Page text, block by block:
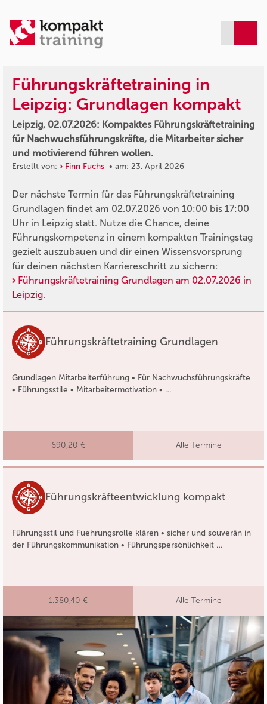
Führungskräftetraining in
Leipzig: Grundlagen kompakt
Leipzig, 02.07.2026: Kompaktes Führungskräftetraining
für Nachwuchsführungskräfte, die Mitarbeiter sicher
und motivierend führen wollen.
Erstellt von: Finn Fuchs • am: 23. April 2026
Der nächste Termin für das Führungskräftetraining
Grundlagen findet am 02.07.2026 von 10:00 bis 17:00
Uhr in Leipzig statt. Nutze die Chance, deine
Führungskompetenz in einem kompakten Trainingstag
gezielt auszubauen und dir einen Wissensvorsprung
für deinen nächsten Karriereschritt zu sichern:
Führungskräftetraining Grundlagen am 02.07.2026 in
Leipzig.
Führungskräftetraining Grundlagen
Grundlagen Mitarbeiterführung • Für Nachwuchsführungskräfte
• Führungsstile • Mitarbeitermotivation • …
690,20 € Alle Termine
Führungskräfteentwicklung kompakt
Führungsstil und Fuehrungsrolle klären • sicher und souverän in
der Führungskommunikation • Führungspersönlichkeit …
1.380,40 € Alle Termine